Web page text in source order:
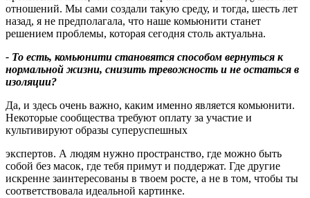
отношений. Мы сами создали такую среду, и тогда, шесть лет
назад, я не предполагала, что наше комьюнити станет
решением проблемы, которая сегодня столь актуальна.
- То есть, комьюнити становятся способом вернуться к
нормальной жизни, снизить тревожность и не остаться в
изоляции?
Да, и здесь очень важно, каким именно является комьюнити.
Некоторые сообщества требуют оплату за участие и
культивируют образы суперуспешных
экспертов. А людям нужно пространство, где можно быть
собой без масок, где тебя примут и поддержат. Где другие
искренне заинтересованы в твоем росте, а не в том, чтобы ты
соответствовала идеальной картинке.